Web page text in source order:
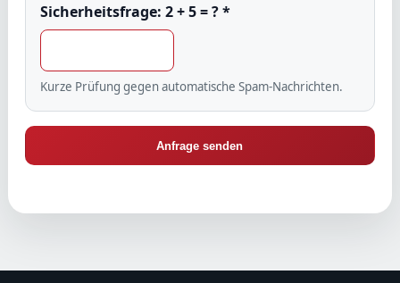
Sicherheitsfrage: 2 + 5 = ?*
Kurze Prüfung gegen automatische Spam-Nachrichten.
Anfrage senden